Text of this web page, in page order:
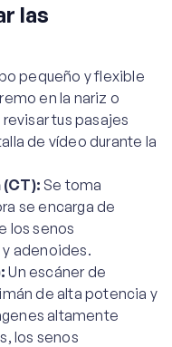
las
pequeño y flexible
en la nariz o
tus pasajes
de vídeo durante la
Se toma
se encarga de
los senos
adenoides.
Un escáner de
de alta potencia y
altamente
los senos